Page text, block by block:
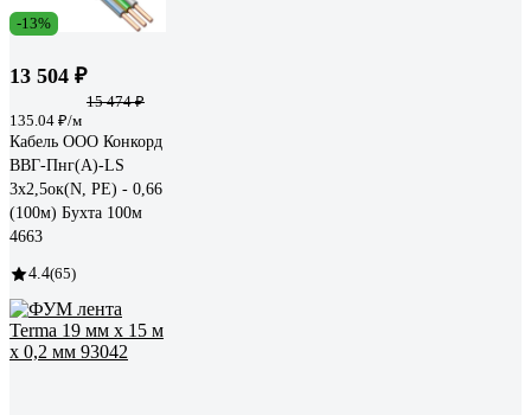
-13%
13 504 ₽
15 474 ₽
135.04 ₽/м
Кабель ООО Конкорд
ВВГ-Пнг(А)-LS
3x2,5ок(N, PE) - 0,66
(100м) Бухта 100м
4663
4.4(65)